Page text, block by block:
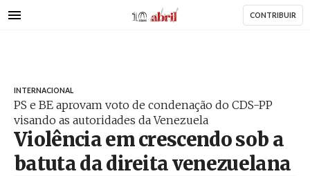
para
AbrilAbril CONTRIBUIR
INTERNACIONAL
PS e BE aprovam voto de condenação do CDS-PP
visando as autoridades da Venezuela
Violência em crescendo sob a
batuta da direita venezuelana